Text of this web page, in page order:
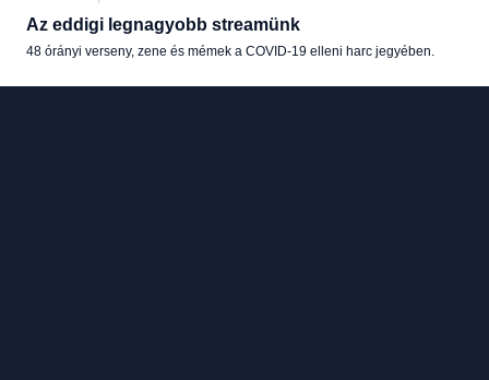
Az eddigi legnagyobb streamünk
48 órányi verseny, zene és mémek a COVID-19 elleni harc jegyében.